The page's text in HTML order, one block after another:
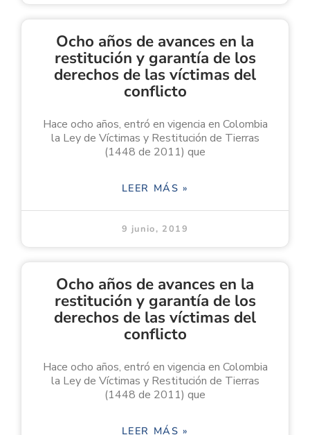
Ocho años de avances en la
restitución y garantía de los
derechos de las víctimas del
conflicto
Hace ocho años, entró en vigencia en Colombia
la Ley de Víctimas y Restitución de Tierras
(1448 de 2011) que
LEER MÁS »
9 junio, 2019
Ocho años de avances en la
restitución y garantía de los
derechos de las víctimas del
conflicto
Hace ocho años, entró en vigencia en Colombia
la Ley de Víctimas y Restitución de Tierras
(1448 de 2011) que
LEER MÁS »